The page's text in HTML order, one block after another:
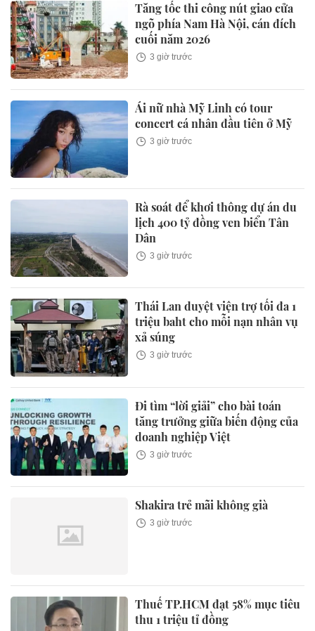
Tăng tốc thi công nút giao cửa
ngõ phía Nam Hà Nội, cán đích
cuối năm 2026
3 giờ trước
Ái nữ nhà Mỹ Linh có tour
concert cá nhân đầu tiên ở Mỹ
3 giờ trước
Rà soát để khơi thông dự án du
lịch 400 tỷ đồng ven biển Tân
Dân
3 giờ trước
Thái Lan duyệt viện trợ tối đa 1
triệu baht cho mỗi nạn nhân vụ
xả súng
3 giờ trước
Đi tìm “lời giải” cho bài toán
tăng trưởng giữa biến động của
doanh nghiệp Việt
3 giờ trước
Shakira trẻ mãi không già
3 giờ trước
Thuế TP.HCM đạt 58% mục tiêu
thu 1 triệu tỉ đồng